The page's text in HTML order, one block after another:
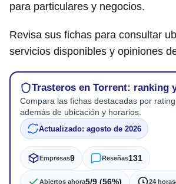
para particulares y negocios.
Revisa sus fichas para consultar
servicios disponibles y opiniones
Trasteros en Torrent: ranking
Compara las fichas destacadas por rating
además de ubicación y horarios.
Actualizado: agosto de 2026
Empresas9 Reseñas131
Abiertos ahora5/9 (56%) 24 horas